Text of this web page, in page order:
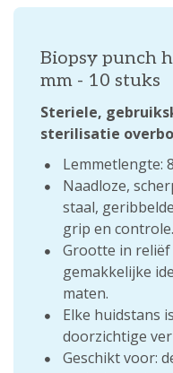
Biopsy punch
mm - 10 stuks
Steriele,
sterilisatie
Lemmetlengte:
Naadloze,
staal,
grip en controle.
Grootte in
gemakkelijke
maten.
Elke huidstans
doorzichtige
Geschikt voor: